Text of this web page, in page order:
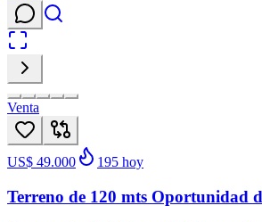
Venta
US$ 49.000 195 hoy
Terreno de 120 mts Oportunidad